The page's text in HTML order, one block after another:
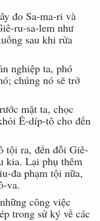
đo Sa-ma-ri và
ru-sa-lem như
sau khi rửa
nghiệp ta, phó
chúng nó sẽ trở
mặt ta, chọc
Ê-díp-tô cho đến
tội ra, đến đỗi Giê-
kia. Lại phụ thêm
đa phạm tội nữa,
va.
công việc
trong sử ký về các